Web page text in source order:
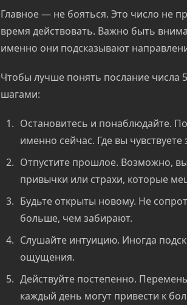
Главное — не бояться. Это число не
время действовать. Важно быть
именно они подсказывают
Чтобы лучше понять послание числа
шагами:
Остановитесь и понаблюдайте.
именно сейчас. Где вы чувствуете
Отпустите прошлое. Возможно,
привычки или страхи, которые
Будьте открыты новому. Не
больше, чем забирают.
Слушайте интуицию. Иногда
ощущения.
Действуйте постепенно.
каждый день могут привести к